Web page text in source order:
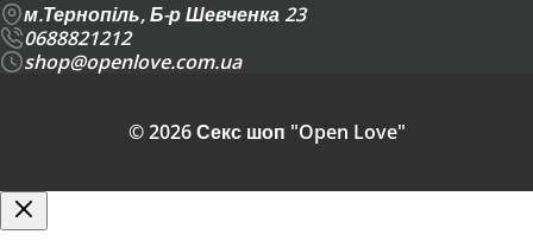
м.Тернопіль, Б-р Шевченка 23
0688821212
shop@openlove.com.ua
© 2026 Секс шоп "Open Love"